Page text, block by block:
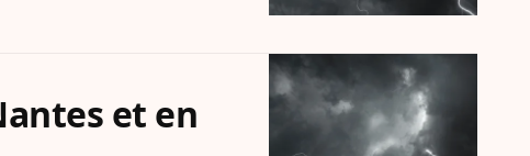
et en